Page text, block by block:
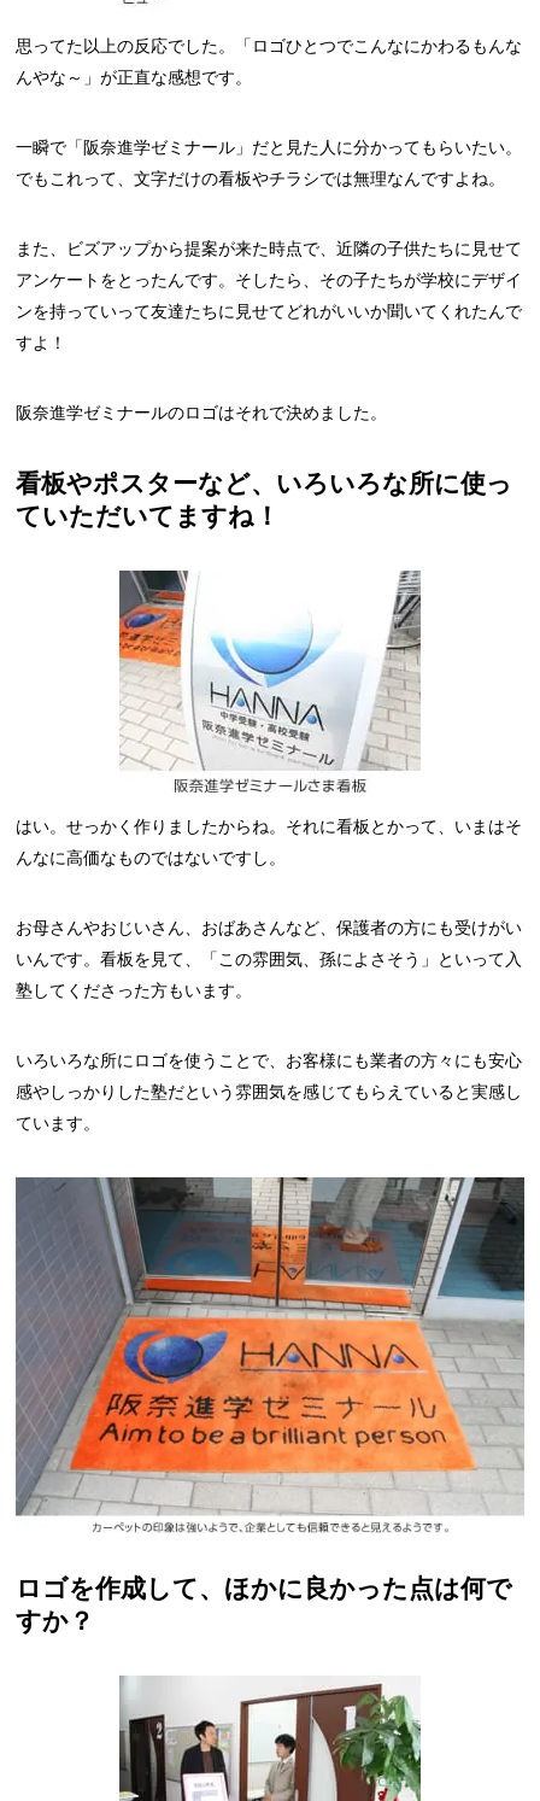
思ってた以上の反応でした。「ロゴひとつでこんなにかわるもんな
んやな～」が正直な感想です。
一瞬で「阪奈進学ゼミナール」だと見た人に分かってもらいたい。
でもこれって、文字だけの看板やチラシでは無理なんですよね。
また、ビズアップから提案が来た時点で、近隣の子供たちに見せて
アンケートをとったんです。そしたら、その子たちが学校にデザイ
ンを持っていって友達たちに見せてどれがいいか聞いてくれたんで
すよ！
阪奈進学ゼミナールのロゴはそれで決めました。
看板やポスターなど、いろいろな所に使っ
ていただいてますね！
はい。せっかく作りましたからね。それに看板とかって、いまはそ
んなに高価なものではないですし。
お母さんやおじいさん、おばあさんなど、保護者の方にも受けがい
いんです。看板を見て、「この雰囲気、孫によさそう」といって入
塾してくださった方もいます。
いろいろな所にロゴを使うことで、お客様にも業者の方々にも安心
感やしっかりした塾だという雰囲気を感じてもらえていると実感し
ています。
ロゴを作成して、ほかに良かった点は何で
すか？